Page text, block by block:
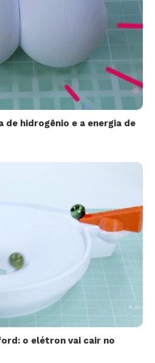
de hidrogênio e a energia de
o elétron vai cair no